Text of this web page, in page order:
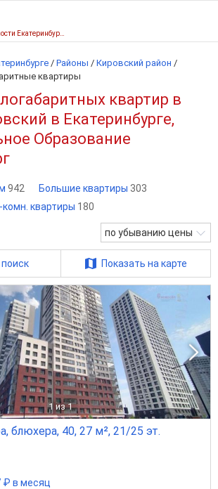
/ Районы / Кировский район /
квартиры
квартир в
в Екатеринбурге,
Образование
942 Большие квартиры 303
квартиры 180
по убыванию цены
Показать на карте
1 из 1
блюхера, 40, 27 м², 21/25 эт.
₽ в месяц